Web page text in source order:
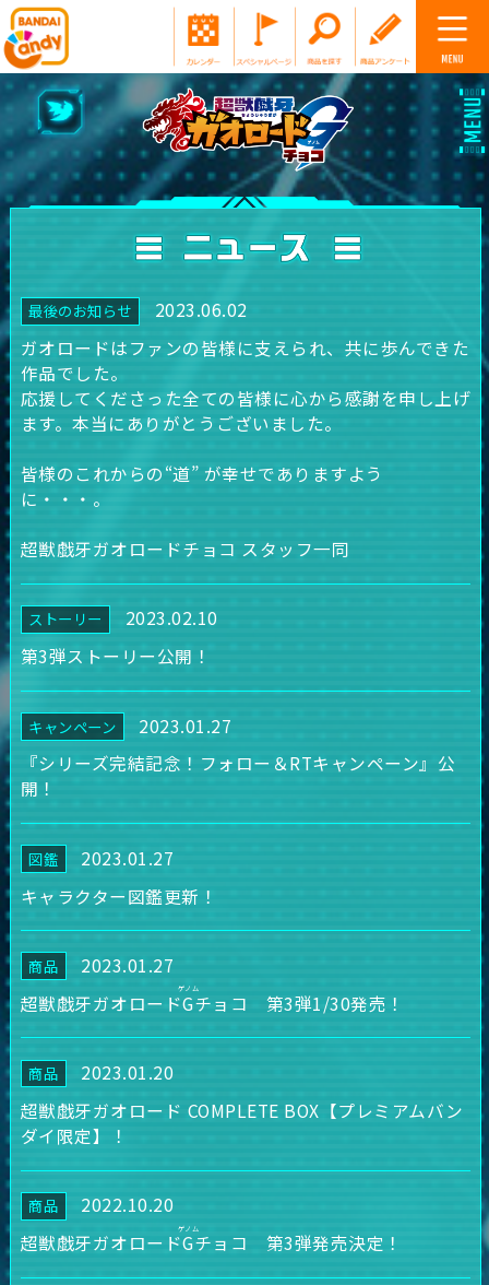
最後のお知らせ
2023.06.02
ガオロードはファンの皆様に支えられ、共に歩んできた
作品でした。
応援してくださった全ての皆様に心から感謝を申し上げ
ます。本当にありがとうございました。
皆様のこれからの“道” が幸せでありますよう
に・・・。
超獣戯牙ガオロードチョコ スタッフ一同
ストーリー
2023.02.10
第3弾ストーリー公開！
キャンペーン
2023.01.27
『シリーズ完結記念！フォロー＆RTキャンペーン』公
開！
図鑑
2023.01.27
キャラクター図鑑更新！
商品
2023.01.27
超獣戯牙ガオロードGチョコ 第3弾1/30発売！
商品
2023.01.20
超獣戯牙ガオロード COMPLETE BOX【プレミアムバン
ダイ限定】！
商品
2022.10.20
超獣戯牙ガオロードGチョコ 第3弾発売決定！
TOP
カードの説明
ストーリー
キャラクター図鑑
ニュース